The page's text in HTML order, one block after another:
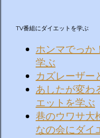
TV番組にダイエットを学ぶ
ホンマでっか
学ぶ
カズレーザー
あしたが変わ
エットを学ぶ
巷のウワサ大
なの会にダイ